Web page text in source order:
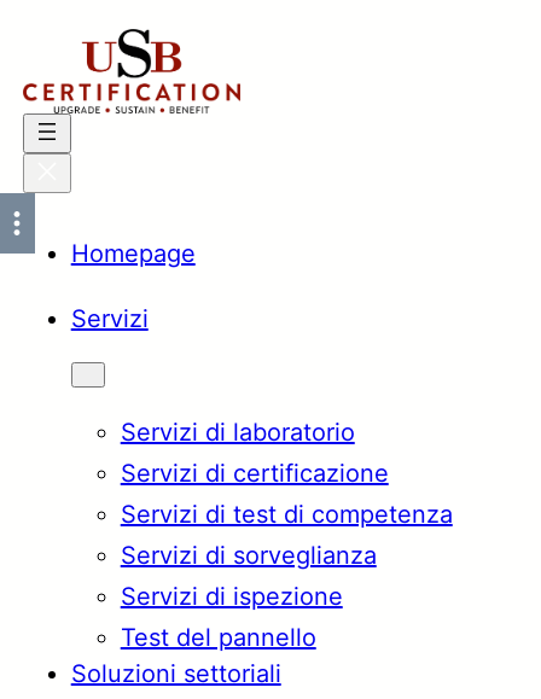
contenuto
Homepage
Servizi
Servizi di laboratorio
Servizi di certificazione
Servizi di test di competenza
Servizi di sorveglianza
Servizi di ispezione
Test del pannello
Soluzioni settoriali